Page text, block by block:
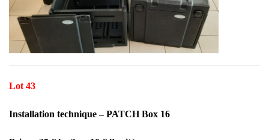
Lot 43
Installation technique – PATCH Box 16